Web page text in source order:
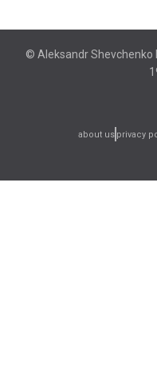
© Aleksandr Shevchenko
about us privacy